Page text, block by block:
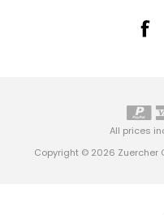
All prices
Copyright © 2026 Zuercher